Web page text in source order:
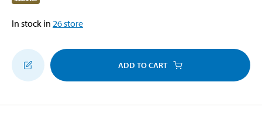
In stock in 26store
ADD TO CART